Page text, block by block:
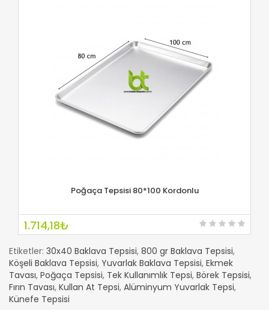
İNCELE
Poğaça Tepsisi 80*100 Kordonlu
1.714,18₺
Etiketler: 30x40 Baklava Tepsisi, 800 gr Baklava Tepsisi,
Köşeli Baklava Tepsisi, Yuvarlak Baklava Tepsisi, Ekmek
Tavası, Poğaça Tepsisi, Tek Kullanımlık Tepsi, Börek Tepsisi,
Fırın Tavası, Kullan At Tepsi, Alüminyum Yuvarlak Tepsi,
Künefe Tepsisi